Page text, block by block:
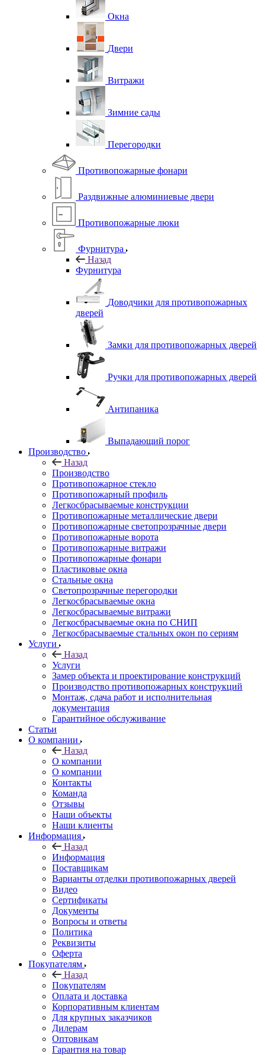
Окна
Двери
Витражи
Зимние сады
Перегородки
Противопожарные фонари
Раздвижные алюминиевые двери
Противопожарные люки
Фурнитура
Назад
Фурнитура
Доводчики для противопожарных
дверей
Замки для противопожарных дверей
Ручки для противопожарных дверей
Антипаника
Выпадающий порог
Производство
Назад
Производство
Противопожарное стекло
Противопожарный профиль
Легкосбрасываемые конструкции
Противопожарные металлические двери
Противопожарные светопрозрачные двери
Противопожарные ворота
Противопожарные витражи
Противопожарные фонари
Пластиковые окна
Стальные окна
Светопрозрачные перегородки
Легкосбрасываемые окна
Легкосбрасываемые витражи
Легкосбрасываемые окна по СНИП
Легкосбрасываемые стальных окон по сериям
Услуги
Назад
Услуги
Замер объекта и проектирование конструкций
Производство противопожарных конструкций
Монтаж, сдача работ и исполнительная
документация
Гарантийное обслуживание
Статьи
О компании
Назад
О компании
О компании
Контакты
Команда
Отзывы
Наши объекты
Наши клиенты
Информация
Назад
Информация
Поставщикам
Варианты отделки противопожарных дверей
Видео
Сертификаты
Документы
Вопросы и ответы
Политика
Реквизиты
Оферта
Покупателям
Назад
Покупателям
Оплата и доставка
Корпоративным клиентам
Для крупных заказчиков
Дилерам
Оптовикам
Гарантия на товар